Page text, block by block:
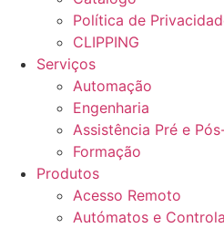
Política de
CLIPPING
Serviços
Automação
Engenharia
Assistência Pré e
Formação
Produtos
Acesso Remoto
Autómatos e